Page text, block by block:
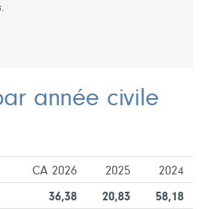
année civile
CA 2026 2025 2024
36,38 20,83 58,18